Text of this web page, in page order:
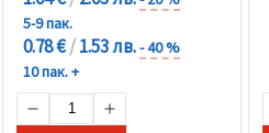
5-9 пак.
0.78 €/1.53 лв.- 40 %
10 пак. +